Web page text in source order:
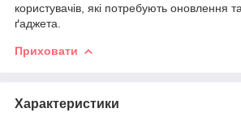
користувачів, які потребують оновлення
ґаджета.
Приховати
Характеристики